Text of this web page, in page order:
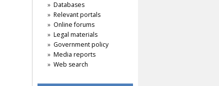
Databases
Relevant portals
Online forums
Legal materials
Government policy
Media reports
Web search